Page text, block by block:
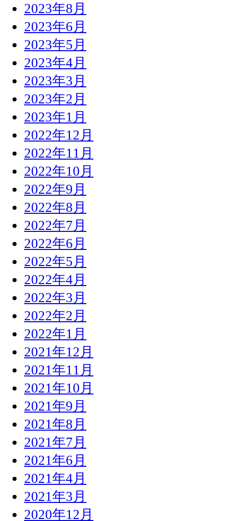
2023年8月
2023年6月
2023年5月
2023年4月
2023年3月
2023年2月
2023年1月
2022年12月
2022年11月
2022年10月
2022年9月
2022年8月
2022年7月
2022年6月
2022年5月
2022年4月
2022年3月
2022年2月
2022年1月
2021年12月
2021年11月
2021年10月
2021年9月
2021年8月
2021年7月
2021年6月
2021年4月
2021年3月
2020年12月